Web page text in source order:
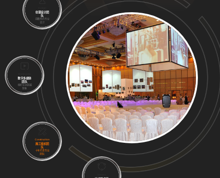
创意设计团
队
前瞻性的专业
设计
数字多媒体
团队
视听互动超越
想象
Construction
施工组织团
队
十年打造专业
团队